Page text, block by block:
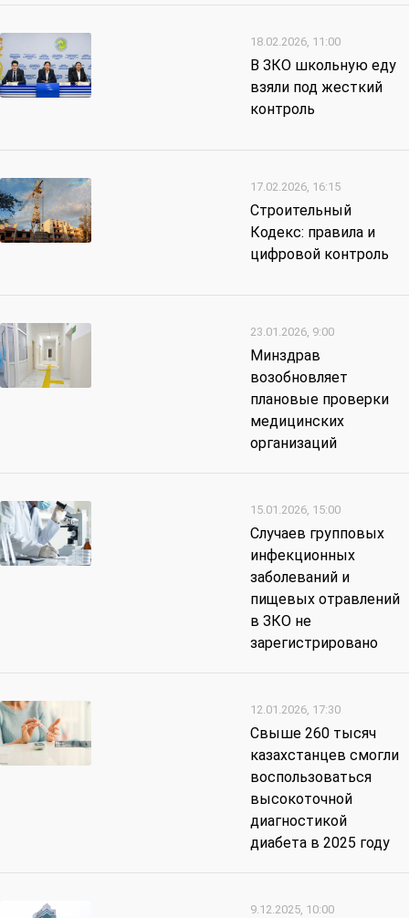
18.02.2026, 11:00
В ЗКО школьную еду
взяли под жесткий
контроль
17.02.2026, 16:15
Строительный
Кодекс: правила и
цифровой контроль
23.01.2026, 9:00
Минздрав
возобновляет
плановые проверки
медицинских
организаций
15.01.2026, 15:00
Случаев групповых
инфекционных
заболеваний и
пищевых отравлений
в ЗКО не
зарегистрировано
12.01.2026, 17:30
Свыше 260 тысяч
казахстанцев смогли
воспользоваться
высокоточной
диагностикой
диабета в 2025 году
9.12.2025, 10:00